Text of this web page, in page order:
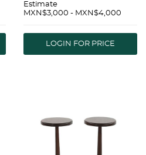
Elaborados en
y metal Mesa con
cubierta
Estimate
MXN$3,000 - MXN$4,000
LOGIN FOR PRICE